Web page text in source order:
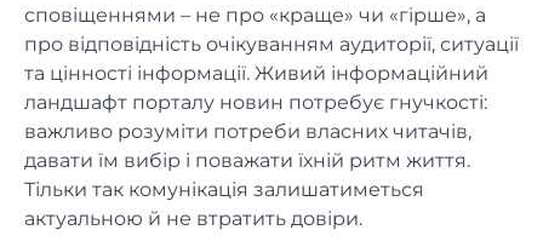
сповіщеннями – не про «краще» чи «гірше», а
про відповідність очікуванням аудиторії, ситуації
та цінності інформації. Живий інформаційний
ландшафт порталу новин потребує гнучкості:
важливо розуміти потреби власних читачів,
давати їм вибір і поважати їхній ритм життя.
Тільки так комунікація залишатиметься
актуальною й не втратить довіри.